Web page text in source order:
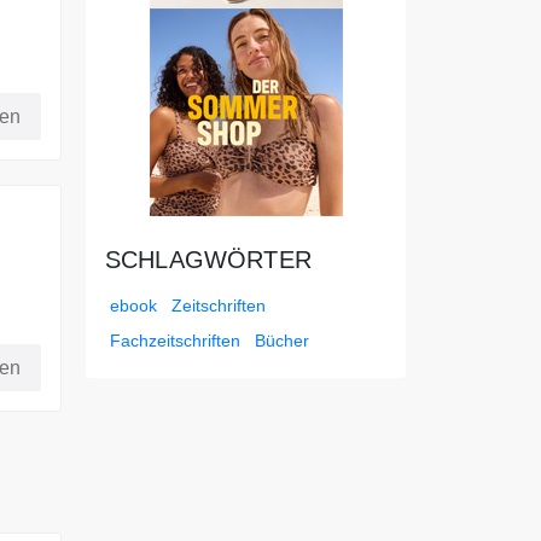
SCHLAGWÖRTER
ebook
Zeitschriften
Fachzeitschriften
Bücher